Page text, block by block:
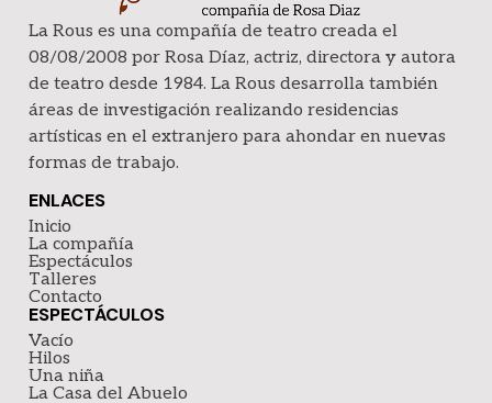
La Rous es una compañía de teatro creada el
08/08/2008 por Rosa Díaz, actriz, directora y autora
de teatro desde 1984. La Rous desarrolla también
áreas de investigación realizando residencias
artísticas en el extranjero para ahondar en nuevas
formas de trabajo.
ENLACES
Inicio
La compañía
Espectáculos
Talleres
Contacto
ESPECTÁCULOS
Vacío
Hilos
Una niña
La Casa del Abuelo